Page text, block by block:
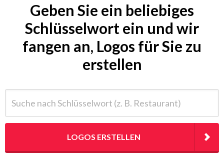
Geben Sie ein beliebiges
Schlüsselwort ein und wir
fangen an, Logos für Sie zu
erstellen
LOGOS ERSTELLEN